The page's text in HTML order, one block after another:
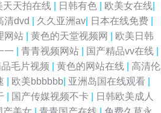
天天拍在线 日韩有色 欧美女在线
清dvd 久久亚洲av 日本在线免费
网站 黄色的天堂视频网
欧美日韩
一 青青视频网站 国产精品vv在线
毛片视频 黄色的网站在线
高清伦
欧美bbbbbb 亚洲岛国在线观看
国产传媒视频不卡
日韩欧美成人